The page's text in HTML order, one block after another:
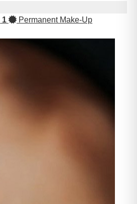
1
Permanent Make-Up